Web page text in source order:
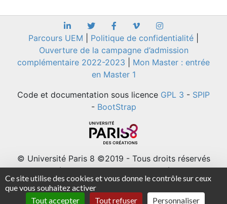
Ce site utilise des cookies et vous donne le contrôle sur ceux
que vous souhaitez activer
Tout accepter
Tout refuser Personnaliser
Parcours UEM Politique de confidentialité
Ouverture de la campagne d’admission
complémentaire 2022-2023
Mon Master : entrée
en Master 1
Code et documentation sous licence GPL 3 - SPIP
- BootStrap
© Université Paris 8 ©2019 - Tous droits réservés
Université Paris 8 - 2 rue de la Liberté - 93526
Saint-Denis cedex / Tel : +33(0)1 49 40 67 89 Fax
: +33(0) 1 48 21 04 46